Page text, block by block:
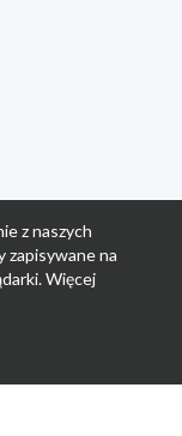
z naszych
zapisywane na
Więcej